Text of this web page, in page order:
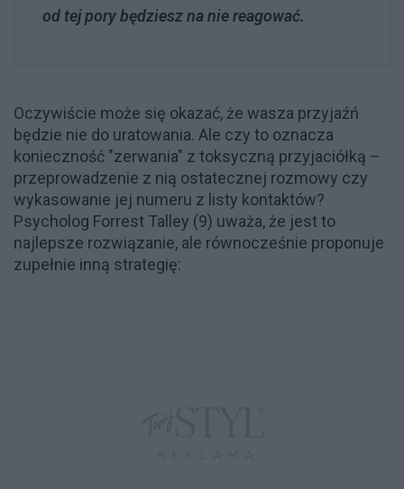
od tej pory będziesz na nie reagować.
Oczywiście może się okazać, że wasza przyjaźń
będzie nie do uratowania. Ale czy to oznacza
konieczność "zerwania" z toksyczną przyjaciółką –
przeprowadzenie z nią ostatecznej rozmowy czy
wykasowanie jej numeru z listy kontaktów?
Psycholog Forrest Talley (9) uważa, że jest to
najlepsze rozwiązanie, ale równocześnie proponuje
zupełnie inną strategię: